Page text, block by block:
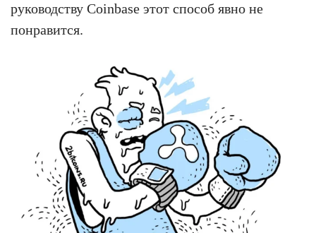
руководству Coinbase этот способ явно не
понравится.